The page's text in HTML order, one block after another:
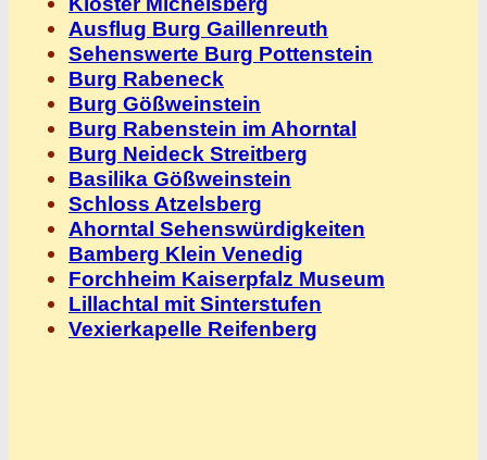
Ausflug Burg Gaillenreuth
Sehenswerte Burg Pottenstein
Burg Rabeneck
Burg Gößweinstein
Burg Rabenstein im Ahorntal
Burg Neideck Streitberg
Basilika Gößweinstein
Schloss Atzelsberg
Ahorntal Sehenswürdigkeiten
Bamberg Klein Venedig
Forchheim Kaiserpfalz Museum
Lillachtal mit Sinterstufen
Vexierkapelle Reifenberg